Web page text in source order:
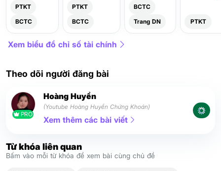
PTKT
BCTC
PTKT
BCTC
BCTC
Trang DN
PTKT
Xem biểu đồ chỉ số tài chính
Theo dõi người đăng bài
PRO
Hoàng Huyền
(Youtube Hoàng Huyền Chứng Khoán)
Xem thêm các bài viết
Từ khóa liên quan
Bấm vào mỗi từ khóa để xem bài cùng chủ đề